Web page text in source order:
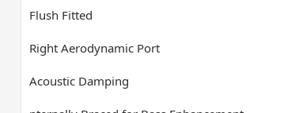
Flush Fitted
Right Aerodynamic Port
Acoustic Damping